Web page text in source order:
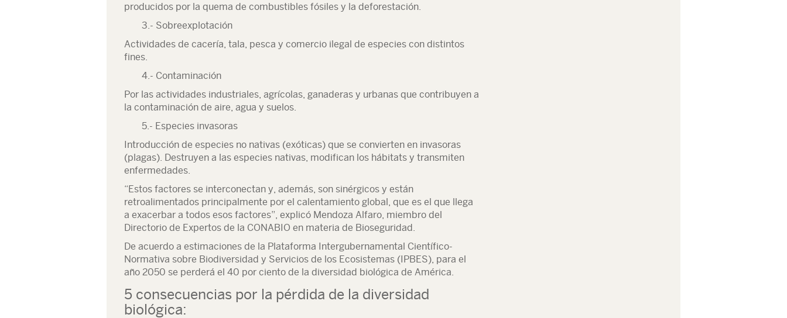
producidos por la quema de combustibles fósiles y la deforestación.
3.- Sobreexplotación
Actividades de cacería, tala, pesca y comercio ilegal de especies con distintos
fines.
4.- Contaminación
Por las actividades industriales, agrícolas, ganaderas y urbanas que contribuyen a
la contaminación de aire, agua y suelos.
5.- Especies invasoras
Introducción de especies no nativas (exóticas) que se convierten en invasoras
(plagas). Destruyen a las especies nativas, modifican los hábitats y transmiten
enfermedades.
“Estos factores se interconectan y, además, son sinérgicos y están
retroalimentados principalmente por el calentamiento global, que es el que llega
a exacerbar a todos esos factores”, explicó Mendoza Alfaro, miembro del
Directorio de Expertos de la CONABIO en materia de Bioseguridad.
De acuerdo a estimaciones de la Plataforma Intergubernamental Científico-
Normativa sobre Biodiversidad y Servicios de los Ecosistemas (IPBES), para el
año 2050 se perderá el 40 por ciento de la diversidad biológica de América.
5 consecuencias por la pérdida de la diversidad
biológica: